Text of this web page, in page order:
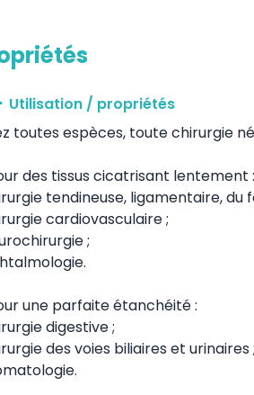
Utilisation / propriétés
toutes espèces, toute chirurgie
des tissus cicatrisant lentement :
tendineuse, ligamentaire, du
cardiovasculaire ;
;
une parfaite étanchéité :
digestive ;
des voies biliaires et urinaires ;